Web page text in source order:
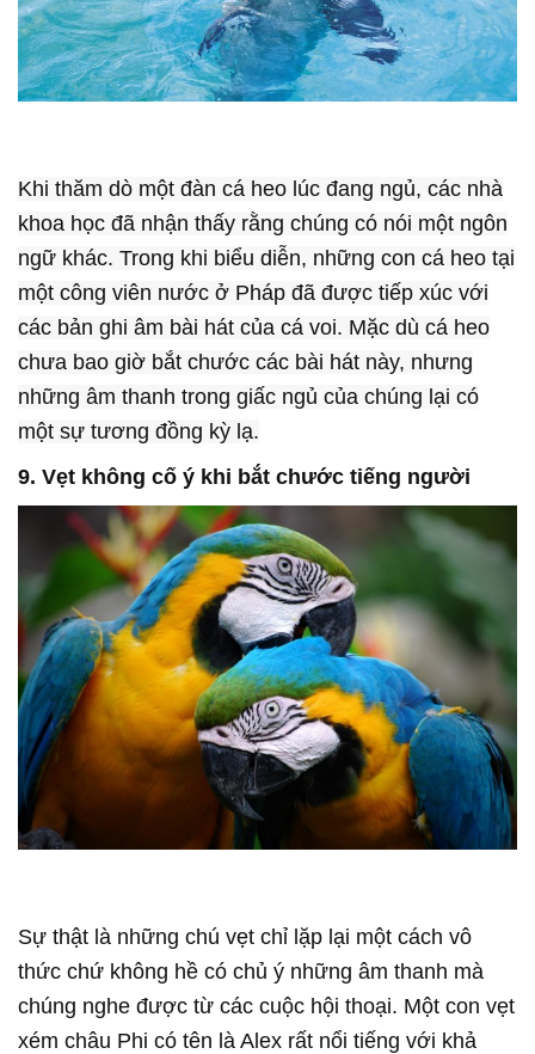
Khi thăm dò một đàn cá heo lúc đang ngủ, các nhà
khoa học đã nhận thấy rằng chúng có nói một ngôn
ngữ khác. Trong khi biểu diễn, những con cá heo tại
một công viên nước ở Pháp đã được tiếp xúc với
các bản ghi âm bài hát của cá voi. Mặc dù cá heo
chưa bao giờ bắt chước các bài hát này, nhưng
những âm thanh trong giấc ngủ của chúng lại có
một sự tương đồng kỳ lạ.
9. Vẹt không cố ý khi bắt chước tiếng người
Sự thật là những chú vẹt chỉ lặp lại một cách vô
thức chứ không hề có chủ ý những âm thanh mà
chúng nghe được từ các cuộc hội thoại. Một con vẹt
xém châu Phi có tên là Alex rất nổi tiếng với khả